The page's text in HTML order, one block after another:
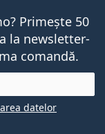
Primește 50
la newsletter-
comandă.
datelor